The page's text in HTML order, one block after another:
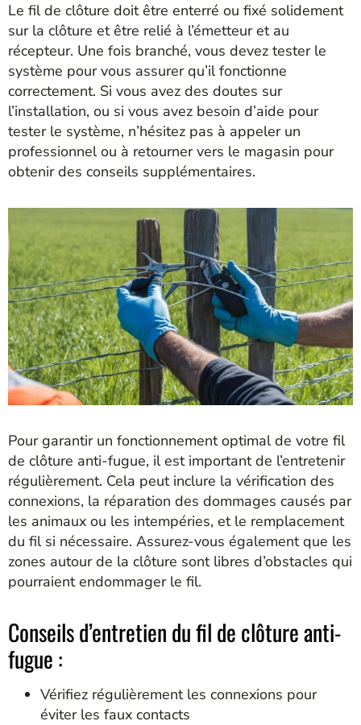
Le fil de clôture doit être enterré ou fixé solidement
sur la clôture et être relié à l’émetteur et au
récepteur. Une fois branché, vous devez tester le
système pour vous assurer qu’il fonctionne
correctement. Si vous avez des doutes sur
l’installation, ou si vous avez besoin d’aide pour
tester le système, n’hésitez pas à appeler un
professionnel ou à retourner vers le magasin pour
obtenir des conseils supplémentaires.
Pour garantir un fonctionnement optimal de votre fil
de clôture anti-fugue, il est important de l’entretenir
régulièrement. Cela peut inclure la vérification des
connexions, la réparation des dommages causés par
les animaux ou les intempéries, et le remplacement
du fil si nécessaire. Assurez-vous également que les
zones autour de la clôture sont libres d’obstacles qui
pourraient endommager le fil.
Conseils d’entretien du fil de clôture anti-
fugue :
Vérifiez régulièrement les connexions pour
éviter les faux contacts